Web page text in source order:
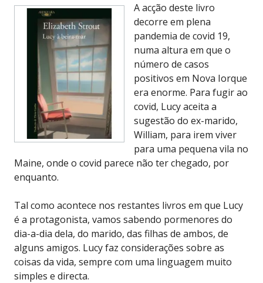
A acção deste livro
decorre em plena
pandemia de covid 19,
numa altura em que o
número de casos
positivos em Nova Iorque
era enorme. Para fugir ao
covid, Lucy aceita a
sugestão do ex-marido,
William, para irem viver
para uma pequena vila no
Maine, onde o covid parece não ter chegado, por
enquanto.
Tal como acontece nos restantes livros em que Lucy
é a protagonista, vamos sabendo pormenores do
dia-a-dia dela, do marido, das filhas de ambos, de
alguns amigos. Lucy faz considerações sobre as
coisas da vida, sempre com uma linguagem muito
simples e directa.